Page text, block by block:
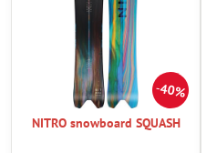
40%
NITRO snowboard SQUASH